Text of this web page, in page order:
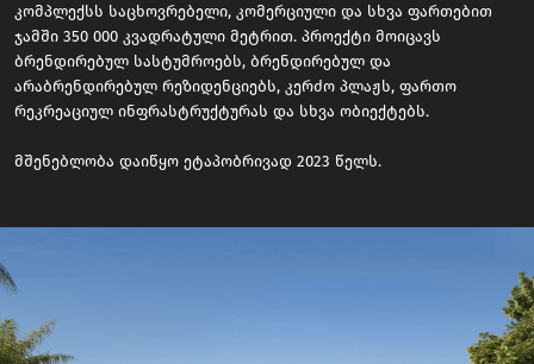
კომპლექსს საცხოვრებელი, კომერციული და სხვა ფართებით
ჯამში 350 000 კვადრატული მეტრით. პროექტი მოიცავს
ბრენდირებულ სასტუმროებს, ბრენდირებულ და
არაბრენდირებულ რეზიდენციებს, კერძო პლაჟს, ფართო
რეკრეაციულ ინფრასტრუქტურას და სხვა ობიექტებს.
მშენებლობა დაიწყო ეტაპობრივად 2023 წელს.